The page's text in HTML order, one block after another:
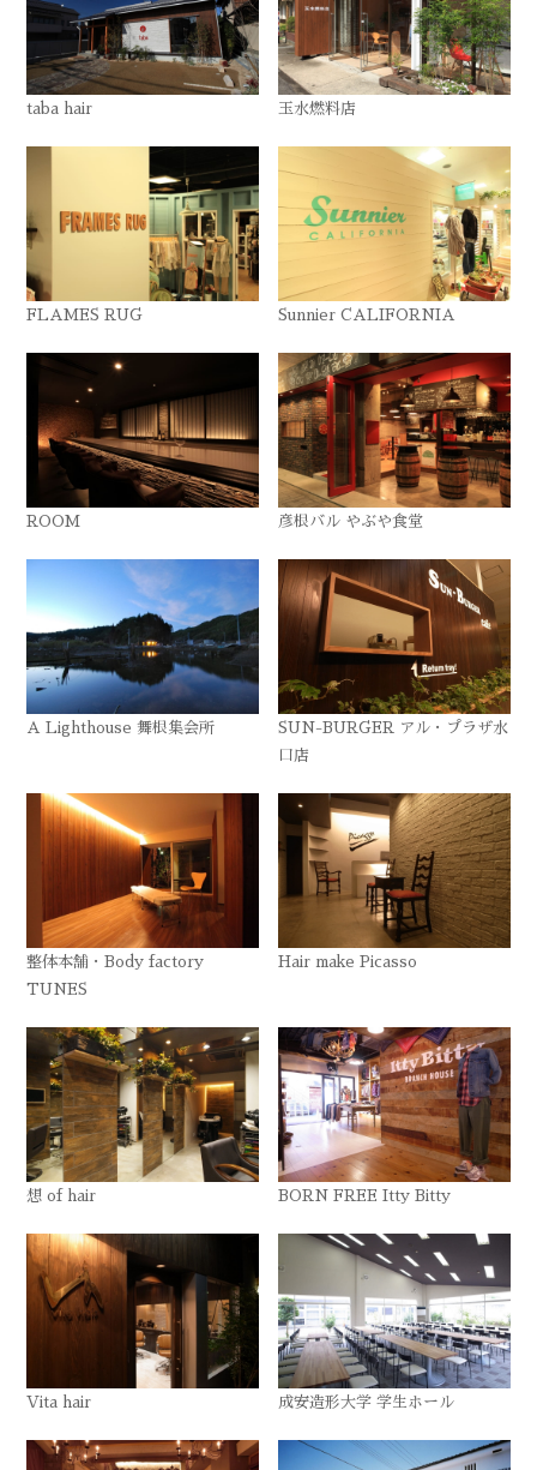
taba hair 玉水燃料店
FLAMES RUG Sunnier CALIFORNIA
ROOM 彦根バル やぶや食堂
A Lighthouse 舞根集会所
SUN-BURGER アル・プラザ水
口店
整体本舗・Body factory
TUNES
Hair make Picasso
想 of hair BORN FREE Itty Bitty
Vita hair 成安造形大学 学生ホール